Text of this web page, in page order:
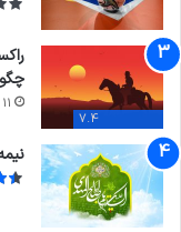
7.4
11 جولای 2021